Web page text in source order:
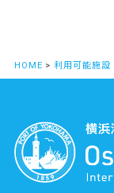
HOME >利用可能施設